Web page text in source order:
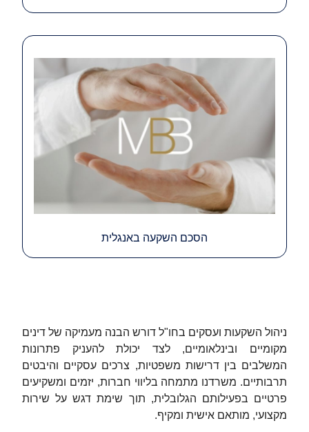
הסכם השקעה באנגלית
ניהול השקעות ועסקים בחו"ל דורש הבנה מעמיקה של דינים
מקומיים ובינלאומיים, לצד יכולת להעניק פתרונות
המשלבים בין דרישות משפטיות, צרכים עסקיים והיבטים
תרבותיים. משרדנו מתמחה בליווי חברות, יזמים ומשקיעים
פרטיים בפעילותם הגלובלית, תוך שימת דגש על שירות
מקצועי, מותאם אישית ומקיף.